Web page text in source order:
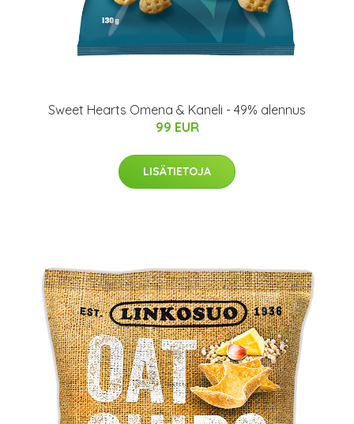
Sweet Hearts Omena & Kaneli - 49% alennus
99 EUR
LISÄTIETOJA